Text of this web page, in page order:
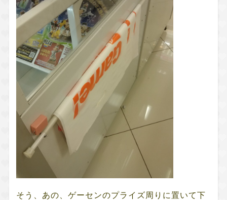
そう、あの、ゲーセンのプライズ周りに置いて下